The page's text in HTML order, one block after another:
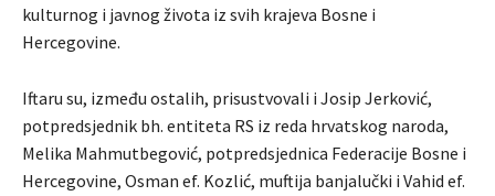
kulturnog i javnog života iz svih krajeva Bosne i
Hercegovine.
Iftaru su, između ostalih, prisustvovali i Josip Jerković,
potpredsjednik bh. entiteta RS iz reda hrvatskog naroda,
Melika Mahmutbegović, potpredsjednica Federacije Bosne i
Hercegovine, Osman ef. Kozlić, muftija banjalučki i Vahid ef.